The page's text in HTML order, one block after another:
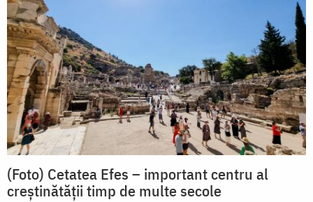
(Foto) Cetatea Efes – important centru al
creștinătății timp de multe secole